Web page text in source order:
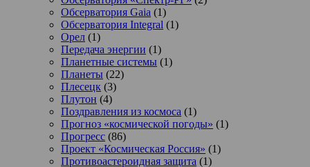
Обсерватория Gaia (1)
Обсерватория Integral (1)
Орел (1)
Передача энергии (1)
Планетные системы (1)
Планеты (22)
Плесецк (3)
Плутон (4)
Поздравления из космоса (1)
Прогноз «космической погоды» (1)
Прогресс (86)
Проект «Космическая Россия» (1)
Противоастероидная защита (1)